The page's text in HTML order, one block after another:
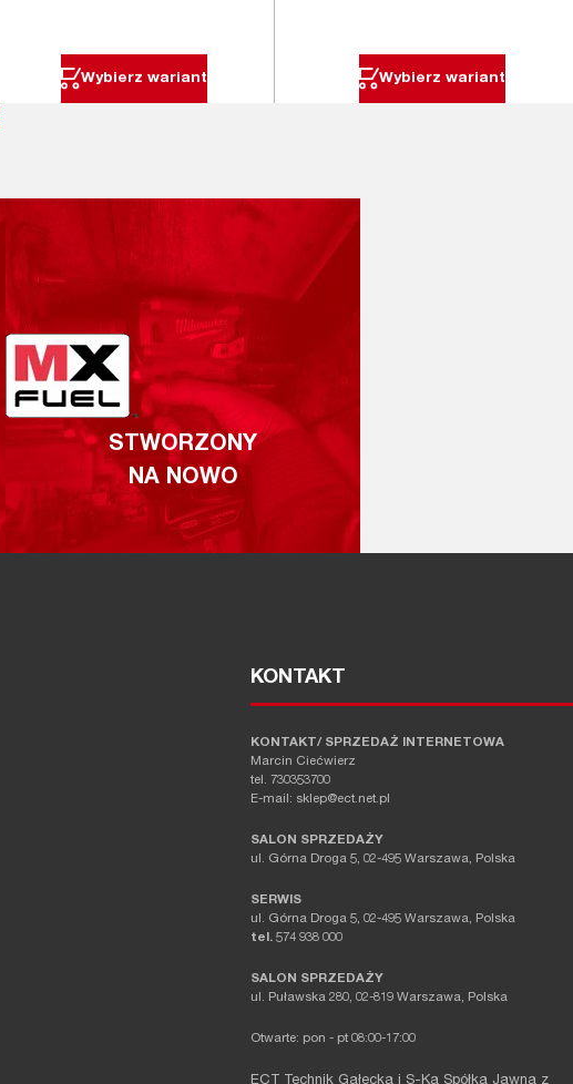
Wybierz wariant Wybierz wariant
STWORZONY
NA NOWO
KONTAKT
KONTAKT/ SPRZEDAŻ INTERNETOWA
Marcin Ciećwierz
tel. 730353700
E-mail: sklep@ect.net.pl
SALON SPRZEDAŻY
ul. Górna Droga 5, 02-495 Warszawa, Polska
SERWIS
ul. Górna Droga 5, 02-495 Warszawa, Polska
tel. 574 938 000
SALON SPRZEDAŻY
ul. Puławska 280, 02-819 Warszawa, Polska
Otwarte: pon - pt 08:00-17:00